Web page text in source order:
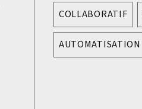
COLLABORATIF
AUTOMATISATION